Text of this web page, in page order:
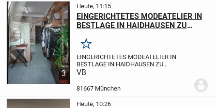
3
Heute, 11:15
EINGERICHTETES MODEATELIER IN
BESTLAGE IN HAIDHAUSEN ZU
Merken
EINGERICHTETES MODEATELIER IN
BESTLAGE IN HAIDHAUSEN ZU
VERKAUFEN
DesignKUNDSCHAFT
vorhanden.LAGE:
VB
81667 München
Heute, 10:26